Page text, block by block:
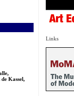
Links
Kassel,